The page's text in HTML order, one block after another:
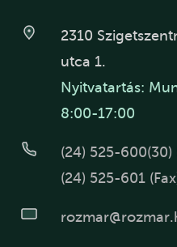
2310
utca 1.
Nyitvatartás:
8:00-17:00
(24) 525-600
(24) 525-601